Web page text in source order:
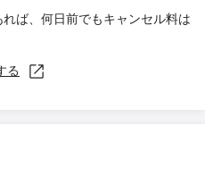
ば、何日前でもキャンセル料は
る